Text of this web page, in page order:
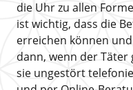
die Uhr zu allen
ist wichtig, dass die
erreichen können
dann, wenn der Täter
sie ungestört